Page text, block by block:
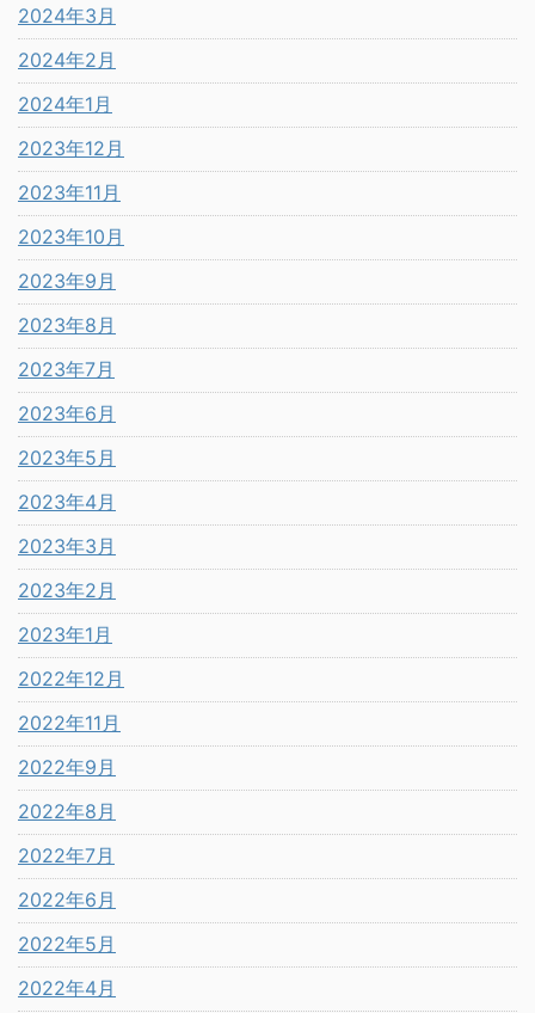
2024年3月
2024年2月
2024年1月
2023年12月
2023年11月
2023年10月
2023年9月
2023年8月
2023年7月
2023年6月
2023年5月
2023年4月
2023年3月
2023年2月
2023年1月
2022年12月
2022年11月
2022年9月
2022年8月
2022年7月
2022年6月
2022年5月
2022年4月